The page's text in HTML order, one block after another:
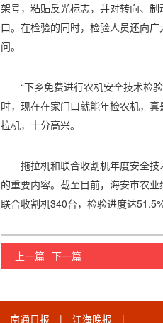
架号，粘贴反光标志，并对转向、
口。在检验的同时，检验人员还向
问。
“下乡免费进行农机安全技术检
时，现在在家门口就能年检农机，
拉机，十分高兴。
拖拉机和联合收割机年度安全
的重要内容。截至目前，海安市农
联合收割机340台，检验进度达51.5%
上一篇 下一篇
南通日报 | 江海晚报 |